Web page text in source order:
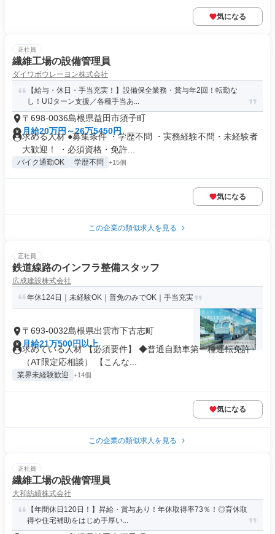
気になる
正社員
繊維工場の設備管理員
ダイワボウレーヨン株式会社
【給与・休日・手当充実！】設備保全業務・賞与年2回！転勤な
し！UIJターン支援／各種手当あ...
〒698-0036島根県益田市須子町
月給20万円～26万5450円
求める人材 ●募集条件 ・学歴不問 ・実務経験不問・未経験者
大歓迎！ ・必須資格・免許...
バイク通勤OK 学歴不問 +15個
気になる
この企業の類似求人を見る
正社員
鉄道線路のインフラ整備スタッフ
広成建設株式会社
年休124日｜未経験OK｜普免のみでOK｜手当充実
〒693-0032島根県出雲市下古志町
月給21万500円以上
求めている人材 【必須要件】 ◆普通自動車第一種運転免許
（AT限定応相談） 【こんな...
業界未経験歓迎 +14個
気になる
この企業の類似求人を見る
正社員
繊維工場の設備管理員
大和紡績株式会社
【年間休日120日！】昇給・賞与あり！年休取得率73％！◎育休取
得や住宅補助をはじめ手厚い...